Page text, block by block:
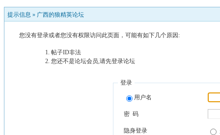
提示信息 » 广西的狼精英论坛
您没有登录或者您没有权限访问此页面，可能有如下几个原因:
帖子ID非法
您还不是论坛会员,请先登录论坛
登录
用户名
密 码
隐身登录